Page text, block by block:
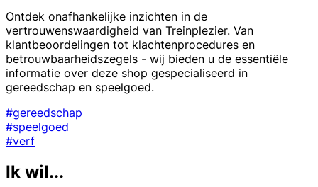
Ontdek onafhankelijke inzichten in de
vertrouwenswaardigheid van Treinplezier. Van
klantbeoordelingen tot klachtenprocedures en
betrouwbaarheidszegels - wij bieden u de essentiële
informatie over deze shop gespecialiseerd in
gereedschap en speelgoed.
#gereedschap
#speelgoed
#verf
Ik wil...